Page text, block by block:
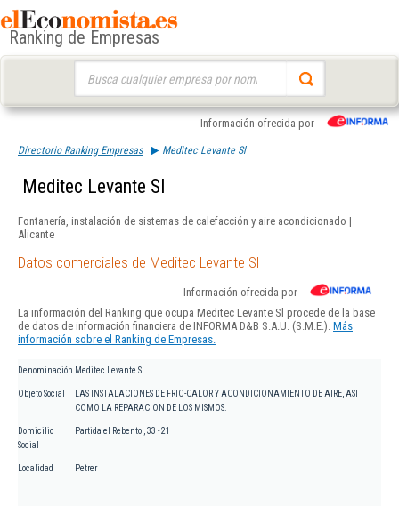
Ranking de Empresas
Información ofrecida por
Directorio Ranking Empresas Meditec Levante Sl
Meditec Levante Sl
Fontanería, instalación de sistemas de calefacción y aire acondicionado |
Alicante
Datos comerciales de Meditec Levante Sl
Información ofrecida por
La información del Ranking que ocupa Meditec Levante Sl procede de la base
de datos de información financiera de INFORMA D&B S.A.U. (S.M.E.). Más
información sobre el Ranking de Empresas.
Denominación Meditec Levante Sl
Objeto Social
LAS INSTALACIONES DE FRIO-CALOR Y ACONDICIONAMIENTO DE AIRE, ASI
COMO LA REPARACION DE LOS MISMOS.
Domicilio
Social
Partida el Rebento , 33 - 21
Localidad Petrer